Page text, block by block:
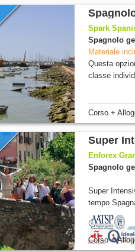
Spark
Spagnolo
Materiale
Questa
classe
Corso +
Super
Enforex
Spagnolo
Super
tempo
Corso +